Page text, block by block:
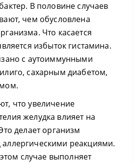
В половине случаев
чем обусловлена
Что касается
избыток гистамина.
с аутоиммунными
сахарным диабетом,
что увеличение
желудка влияет на
делает организм
реакциями.
случае выполняет